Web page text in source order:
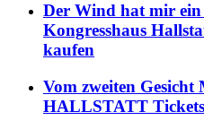
Der Wind hat mir
Kongresshaus
kaufen
Vom zweiten
HALLSTATT